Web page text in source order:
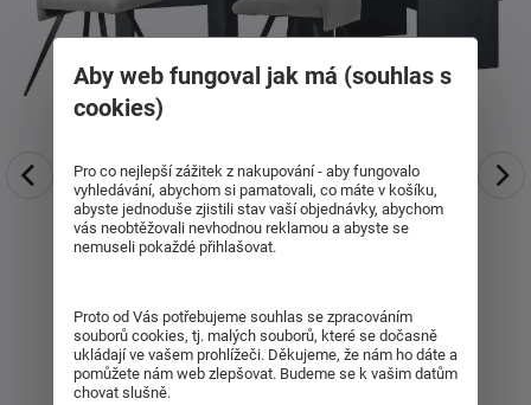
Aby web fungoval jak má (souhlas s
cookies)
Pro co nejlepší zážitek z nakupování - aby fungovalo
vyhledávání, abychom si pamatovali, co máte v košíku,
abyste jednoduše zjistili stav vaší objednávky, abychom
vás neobtěžovali nevhodnou reklamou a abyste se
nemuseli pokaždé přihlašovat.
Proto od Vás potřebujeme souhlas se zpracováním
souborů cookies, tj. malých souborů, které se dočasně
ukládají ve vašem prohlížeči. Děkujeme, že nám ho dáte a
pomůžete nám web zlepšovat. Budeme se k vašim datům
chovat slušně.